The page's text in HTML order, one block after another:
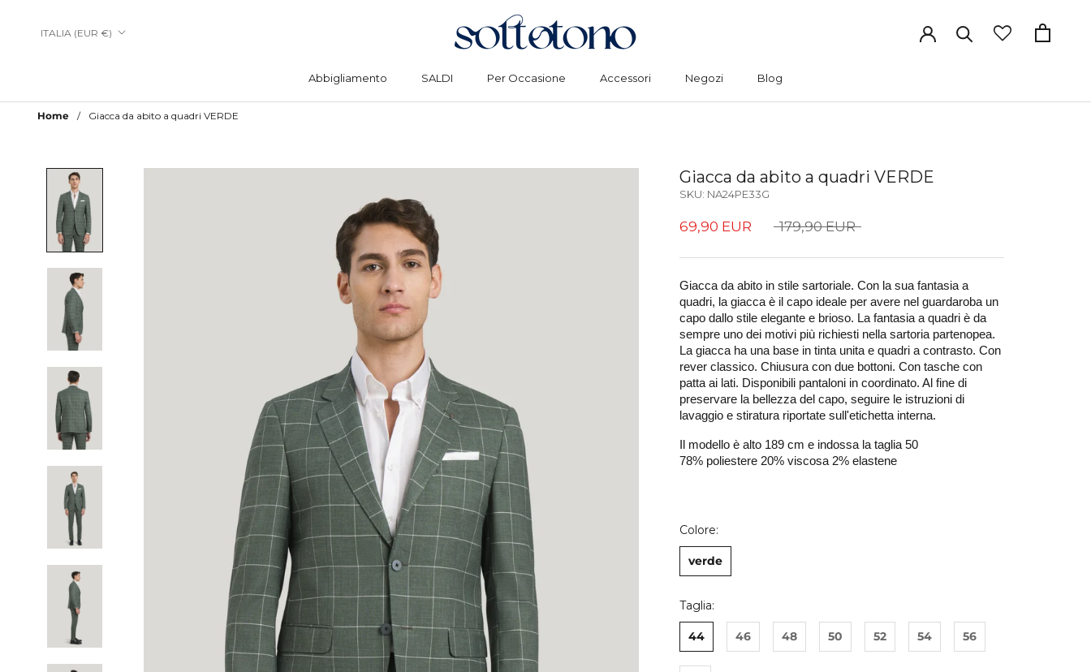
Abbigliamento
SALDI
Per Occasione
Accessori
Negozi
Blog
Paese/Area
ITALIA (EUR €)
Home Giacca da abito a quadri VERDE
Giacca da abito a quadri VERDE
SKU: NA24PE33G
69,90 EUR 179,90 EUR
Giacca da abito in stile sartoriale. Con la sua fantasia a
quadri, la giacca è il capo ideale per avere nel guardaroba un
capo dallo stile elegante e brioso. La fantasia a quadri è da
sempre uno dei motivi più richiesti nella sartoria partenopea.
La giacca ha una base in tinta unita e quadri a contrasto. Con
rever classico. Chiusura con due bottoni. Con tasche con
patta ai lati. Disponibili pantaloni in coordinato. Al fine di
preservare la bellezza del capo, seguire le istruzioni di
lavaggio e stiratura riportate sull'etichetta interna.
Il modello è alto 189 cm e indossa la taglia 50
78% poliestere 20% viscosa 2% elastene
Colore:
verde
Taglia:
44 46 48 50 52 54 56